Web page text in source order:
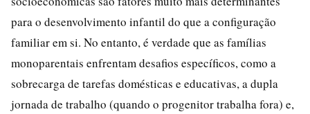
para o desenvolvimento infantil do que a configuração
familiar em si. No entanto, é verdade que as famílias
monoparentais enfrentam desafios específicos, como a
sobrecarga de tarefas domésticas e educativas, a dupla
jornada de trabalho (quando o progenitor trabalha fora) e,